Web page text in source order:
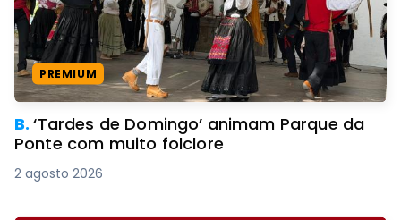
PREMIUM
B.‘Tardes de Domingo’ animam Parque da
Ponte com muito folclore
2 agosto 2026